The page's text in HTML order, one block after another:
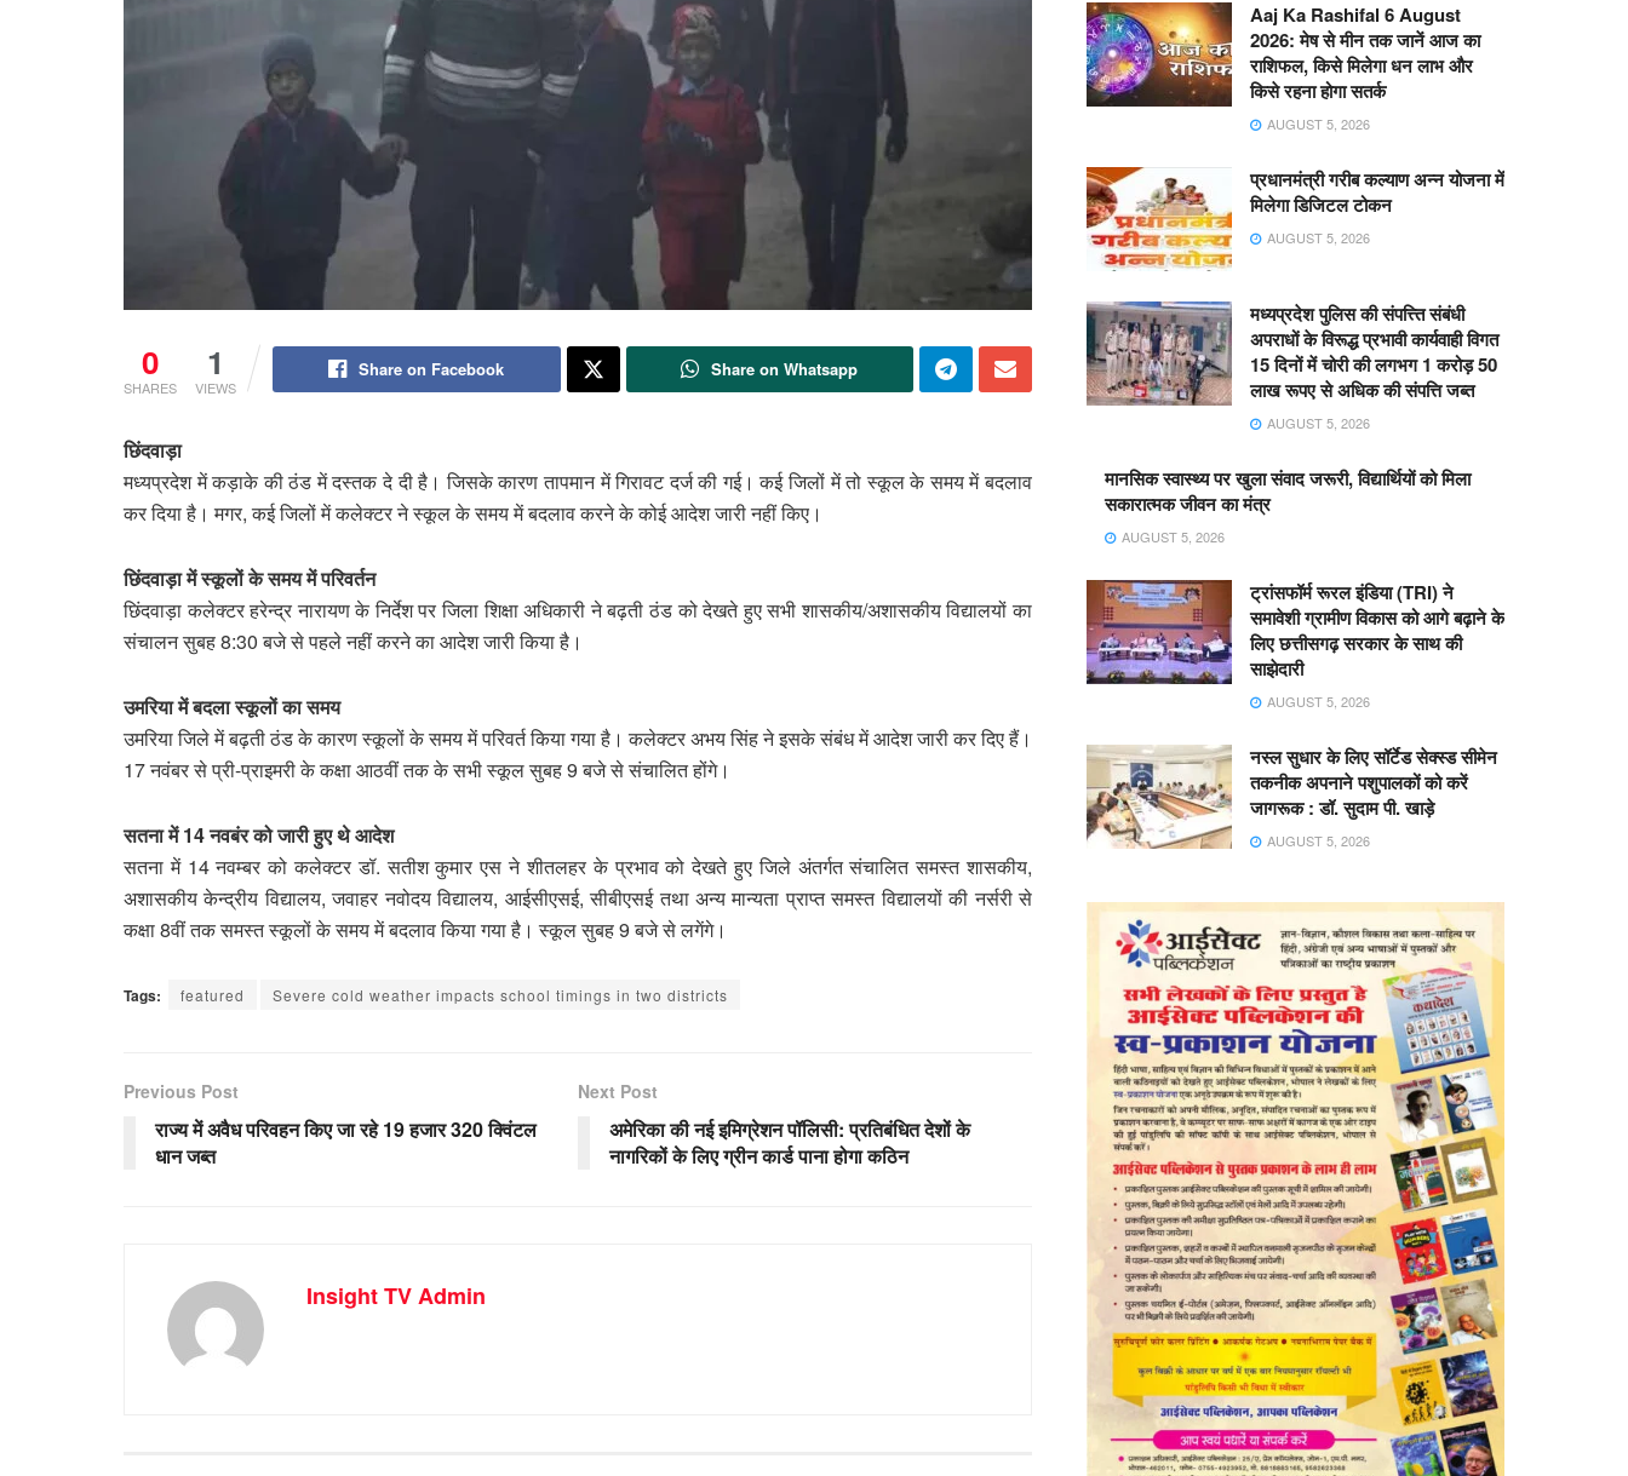
0
SHARES
1
VIEWS
Share on Facebook Share on Whatsapp
छिंदवाड़ा
मध्यप्रदेश में कड़ाके की ठंड में दस्तक दे दी है। जिसके कारण तापमान में गिरावट दर्ज की गई। कई जिलों में तो स्कूल के समय में बदलाव
कर दिया है। मगर, कई जिलों में कलेक्टर ने स्कूल के समय में बदलाव करने के कोई आदेश जारी नहीं किए।
छिंदवाड़ा में स्कूलों के समय में परिवर्तन
छिंदवाड़ा कलेक्टर हरेन्द्र नारायण के निर्देश पर जिला शिक्षा अधिकारी ने बढ़ती ठंड को देखते हुए सभी शासकीय/अशासकीय विद्यालयों का
संचालन सुबह 8:30 बजे से पहले नहीं करने का आदेश जारी किया है।
उमरिया में बदला स्कूलों का समय
उमरिया जिले में बढ़ती ठंड के कारण स्कूलों के समय में परिवर्त किया गया है। कलेक्टर अभय सिंह ने इसके संबंध में आदेश जारी कर दिए हैं।
17 नवंबर से प्री-प्राइमरी के कक्षा आठवीं तक के सभी स्कूल सुबह 9 बजे से संचालित होंगे।
सतना में 14 नवबंर को जारी हुए थे आदेश
सतना में 14 नवम्बर को कलेक्टर डॉ. सतीश कुमार एस ने शीतलहर के प्रभाव को देखते हुए जिले अंतर्गत संचालित समस्त शासकीय,
अशासकीय केन्द्रीय विद्यालय, जवाहर नवोदय विद्यालय, आईसीएसई, सीबीएसई तथा अन्य मान्यता प्राप्त समस्त विद्यालयों की नर्सरी से
कक्षा 8वीं तक समस्त स्कूलों के समय में बदलाव किया गया है। स्कूल सुबह 9 बजे से लगेंगे।
Tags: featured Severe cold weather impacts school timings in two districts
Previous Post
राज्य में अवैध परिवहन किए जा रहे 19 हजार 320 क्विंटल
धान जब्त
Next Post
अमेरिका की नई इमिग्रेशन पॉलिसी: प्रतिबंधित देशों के
नागरिकों के लिए ग्रीन कार्ड पाना होगा कठिन
Insight TV Admin
Aaj Ka Rashifal 6 August
2026: मेष से मीन तक जानें आज का
राशिफल, किसे मिलेगा धन लाभ और
किसे रहना होगा सतर्क
AUGUST 5, 2026
प्रधानमंत्री गरीब कल्याण अन्न योजना में
मिलेगा डिजिटल टोकन
AUGUST 5, 2026
मध्यप्रदेश पुलिस की संपत्त्ति संबंधी
अपराधों के विरूद्ध प्रभावी कार्यवाही विगत
15 दिनों में चोरी की लगभग 1 करोड़ 50
लाख रूपए से अधिक की संपत्ति जब्‍त
AUGUST 5, 2026
मानसिक स्वास्थ्य पर खुला संवाद जरूरी, विद्यार्थियों को मिला
सकारात्मक जीवन का मंत्र
AUGUST 5, 2026
ट्रांसफॉर्म रूरल इंडिया (TRI) ने
समावेशी ग्रामीण विकास को आगे बढ़ाने के
लिए छत्तीसगढ़ सरकार के साथ की
साझेदारी
AUGUST 5, 2026
नस्ल सुधार के लिए सॉर्टेड सेक्स्ड सीमेन
तकनीक अपनाने पशुपालकों को करें
जागरूक : डॉ. सुदाम पी. खाड़े
AUGUST 5, 2026